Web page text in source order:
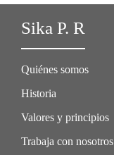
Sika P. R
Quiénes somos
Historia
Valores y principios
Trabaja con nosotros